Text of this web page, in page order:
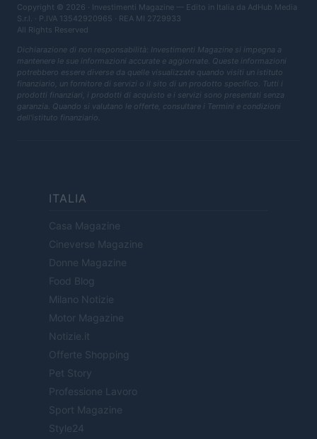
Copyright © 2026 · Investimenti Magazine — Edito in Italia da AdHub Media
S.r.l. · P.IVA 13542920965 · REA MI 2729933
All Rights Reserved
Dichiarazione di non responsabilità: Investimenti Magazine si impegna a
mantenere le sue informazioni accurate e aggiornate. Queste informazioni
potrebbero essere diverse da quelle visualizzate quando visiti un istituto
finanziario, un fornitore di servizi o il sito di un prodotto specifico. Tutti i
prodotti finanziari, i prodotti di acquisto e i servizi sono presentati senza
garanzia. Quando si valutano le offerte, consultare i Termini e condizioni
dell'istituto finanziario.
ITALIA
Casa Magazine
Cineverse Magazine
Donne Magazine
Food Blog
Milano Notizie
Motor Magazine
Notizie.it
Offerte Shopping
Pet Story
Professione Lavoro
Sport Magazine
Style24